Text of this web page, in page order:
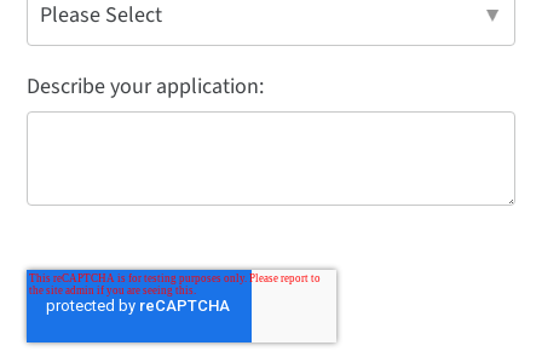
Describe your application: